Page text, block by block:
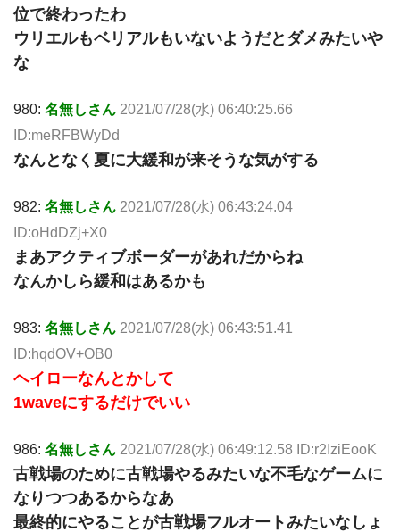
位で終わったわ
ウリエルもベリアルもいないようだとダメみたいや
な
980: 名無しさん 2021/07/28(水) 06:40:25.66
ID:meRFBWyDd
なんとなく夏に大緩和が来そうな気がする
982: 名無しさん 2021/07/28(水) 06:43:24.04
ID:oHdDZj+X0
まあアクティブボーダーがあれだからね
なんかしら緩和はあるかも
983: 名無しさん 2021/07/28(水) 06:43:51.41
ID:hqdOV+OB0
ヘイローなんとかして
1waveにするだけでいい
986: 名無しさん 2021/07/28(水) 06:49:12.58 ID:r2IziEooK
古戦場のために古戦場やるみたいな不毛なゲームに
なりつつあるからなあ
最終的にやることが古戦場フルオートみたいなしょ